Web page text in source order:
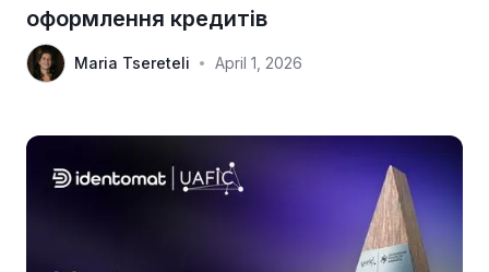
оформлення кредитів
Maria Tsereteli • April 1, 2026